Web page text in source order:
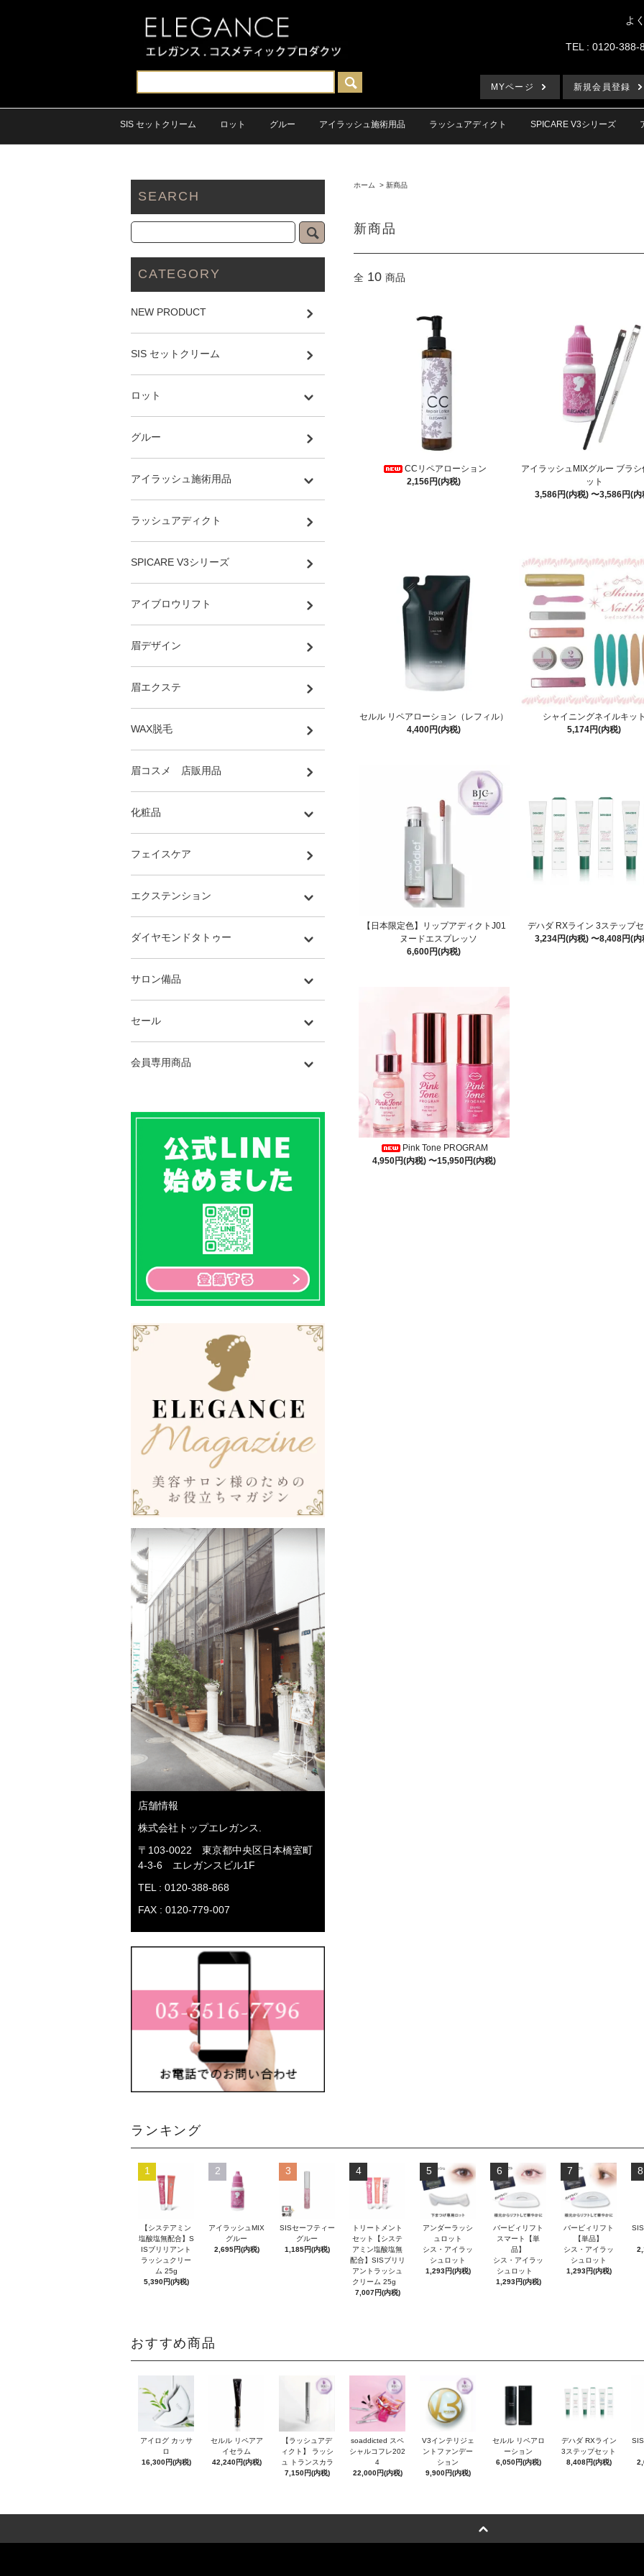
よ
TEL : 0120-388-
MYページ 新規会員登録
SIS セットクリーム ロット グルー アイラッシュ施術用品 ラッシュアディクト SPICARE V3シリーズ
ホーム > 新商品
新商品
全 10 商品
CCリペアローション
2,156円(内税)
アイラッシュMIXグルー ブラシ
ット
3,586円(内税) 〜3,586円(内
セルル リペアローション（レフィル）
4,400円(内税)
シャイニングネイルキット
5,174円(内税)
【日本限定色】リップアディクトJ01
ヌードエスプレッソ
6,600円(内税)
デハダ RXライン 3ステップセ
3,234円(内税) 〜8,408円(内
Pink Tone PROGRAM
4,950円(内税) 〜15,950円(内税)
SEARCH
CATEGORY
NEW PRODUCT
SIS セットクリーム
ロット
グルー
アイラッシュ施術用品
ラッシュアディクト
SPICARE V3シリーズ
アイブロウリフト
眉デザイン
眉エクステ
WAX脱毛
眉コスメ 店販用品
化粧品
フェイスケア
エクステンション
ダイヤモンドタトゥー
サロン備品
セール
会員専用商品
店舗情報
株式会社トップエレガンス.
〒103-0022 東京都中央区日本橋室町
4-3-6 エレガンスビル1F
TEL : 0120-388-868
FAX : 0120-779-007
ランキング
1
【システアミン
塩酸塩無配合】S
ISブリリアント
ラッシュクリー
ム 25g
5,390円(内税)
2
アイラッシュMIX
グルー
2,695円(内税)
3
SISセーフティー
グルー
1,185円(内税)
4
トリートメント
セット【システ
アミン塩酸塩無
配合】SISブリリ
アントラッシュ
クリーム 25g
7,007円(内税)
5
アンダーラッシ
ュロット
シス・アイラッ
シュロット
1,293円(内税)
6
バービィリフト
スマート【単
品】
シス・アイラッ
シュロット
1,293円(内税)
7
バービィリフト
【単品】
シス・アイラッ
シュロット
1,293円(内税)
8
おすすめ商品
アイログ カッサ
ロ
16,300円(内税)
セルル リペアア
イセラム
42,240円(内税)
【ラッシュアデ
ィクト】 ラッシ
ュ トランスカラ
7,150円(内税)
soaddicted スペ
シャルコフレ202
4
22,000円(内税)
V3インテリジェ
ントファンデー
ション
9,900円(内税)
セルル リペアロ
ーション
6,050円(内税)
デハダ RXライン
3ステップセット
8,408円(内税)